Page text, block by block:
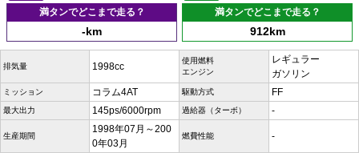
満タンでどこまで走る？
-km
満タンでどこまで走る？
912km
排気量 1998cc
使用燃料
エンジン
レギュラー
ガソリン
ミッション コラム4AT 駆動方式 FF
最大出力 145ps/6000rpm 過給器（ターボ） -
生産期間
1998年07月～200
0年03月
燃費性能 -